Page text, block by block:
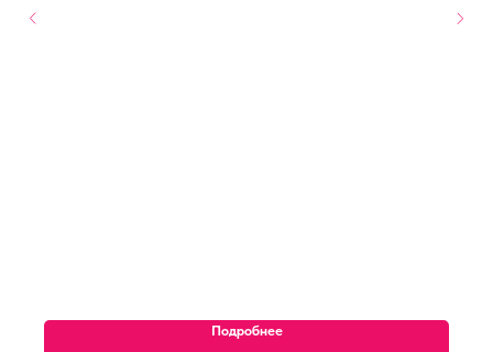
Подробнее